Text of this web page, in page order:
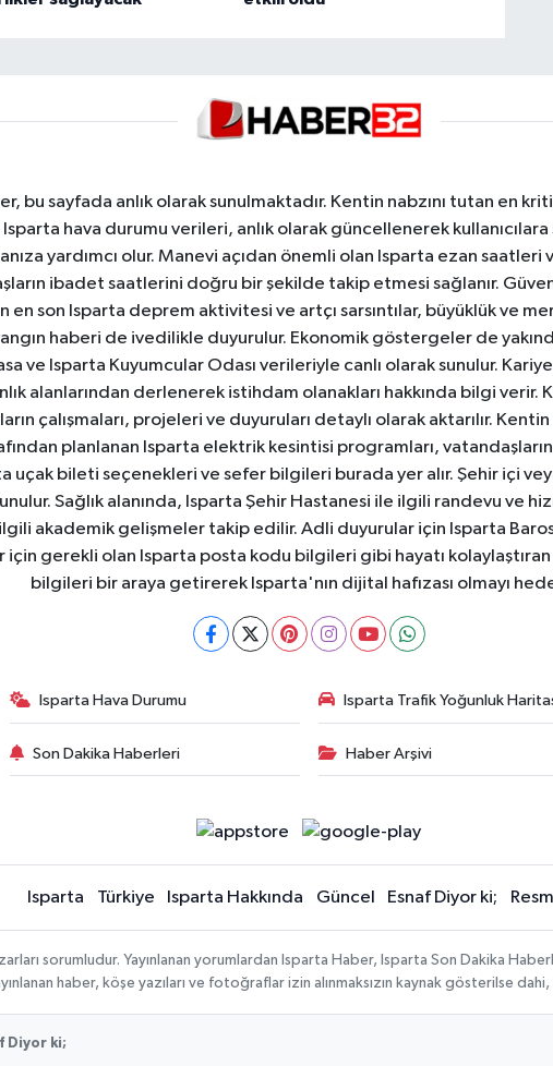
bu sayfada anlık olarak sunulmaktadır. Kentin nabzını tutan en
hava durumu verileri, anlık olarak güncellenerek
yardımcı olur. Manevi açıdan önemli olan Isparta ezan
ibadet saatlerini doğru bir şekilde takip etmesi sağlanır.
en son Isparta deprem aktivitesi ve artçı sarsıntılar, büyüklük ve
haberi de ivedilikle duyurulur. Ekonomik göstergeler de
ve Isparta Kuyumcular Odası verileriyle canlı olarak sunulur.
alanlarından derlenerek istihdam olanakları hakkında bilgi verir.
çalışmaları, projeleri ve duyuruları detaylı olarak aktarılır.
planlanan Isparta elektrik kesintisi programları,
uçak bileti seçenekleri ve sefer bilgileri burada yer alır. Şehir içi
Sağlık alanında, Isparta Şehir Hastanesi ile ilgili randevu ve
akademik gelişmeler takip edilir. Adli duyurular için Isparta
gerekli olan Isparta posta kodu bilgileri gibi hayatı
bilgileri bir araya getirerek Isparta'nın dijital hafızası olmayı
Isparta Hava Durumu Isparta Trafik Yoğunluk
Son Dakika Haberleri Haber Arşivi
Isparta Türkiye Isparta Hakkında Güncel Esnaf Diyor ki;
sorumludur. Yayınlanan yorumlardan Isparta Haber, Isparta Son Dakika
haber, köşe yazıları ve fotoğraflar izin alınmaksızın kaynak gösterilse
Diyor ki;